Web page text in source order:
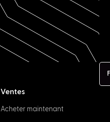
Ventes
Acheter maintenant